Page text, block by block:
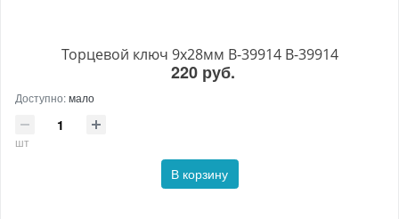
Торцевой ключ 9x28мм B-39914 B-39914
220 руб.
Доступно:мало
шт
В корзину